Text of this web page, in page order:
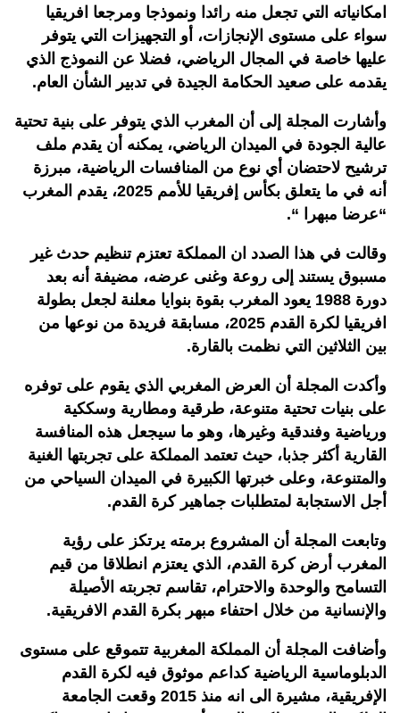
امكانياته التي تجعل منه رائدا ونموذجا ومرجعا افريقيا
سواء على مستوى الإنجازات، أو التجهيزات التي يتوفر
عليها خاصة في المجال الرياضي، فضلا عن النموذج الذي
يقدمه على صعيد الحكامة الجيدة في تدبير الشأن العام.
وأشارت المجلة إلى أن المغرب الذي يتوفر على بنية تحتية
عالية الجودة في الميدان الرياضي، يمكنه أن يقدم ملف
ترشيح لاحتضان أي نوع من المنافسات الرياضية، مبرزة
أنه في ما يتعلق بكأس إفريقيا للأمم 2025، يقدم المغرب
“عرضا مبهرا “.
وقالت في هذا الصدد ان المملكة تعتزم تنظيم حدث غير
مسبوق يستند إلى روعة وغنى عرضه، مضيفة أنه بعد
دورة 1988 يعود المغرب بقوة بنوايا معلنة لجعل بطولة
افريقيا لكرة القدم 2025، مسابقة فريدة من نوعها من
بين الثلاثين التي نظمت بالقارة.
وأكدت المجلة أن العرض المغربي الذي يقوم على توفره
على بنيات تحتية متنوعة، طرقية ومطارية وسككية
ورياضية وفندقية وغيرها، وهو ما سيجعل هذه المنافسة
القارية أكثر جذبا، حيث تعتمد المملكة على تجربتها الغنية
والمتنوعة، وعلى خبرتها الكبيرة في الميدان السياحي من
أجل الاستجابة لمتطلبات جماهير كرة القدم.
وتابعت المجلة أن المشروع برمته يرتكز على رؤية
المغرب أرض كرة القدم، الذي يعتزم انطلاقا من قيم
التسامح والوحدة والاحترام، تقاسم تجربته الأصيلة
والإنسانية من خلال احتفاء مبهر بكرة القدم الافريقية.
وأضافت المجلة أن المملكة المغربية تتموقع على مستوى
الدبلوماسية الرياضية كداعم موثوق فيه لكرة القدم
الإفريقية، مشيرة الى انه منذ 2015 وقعت الجامعة